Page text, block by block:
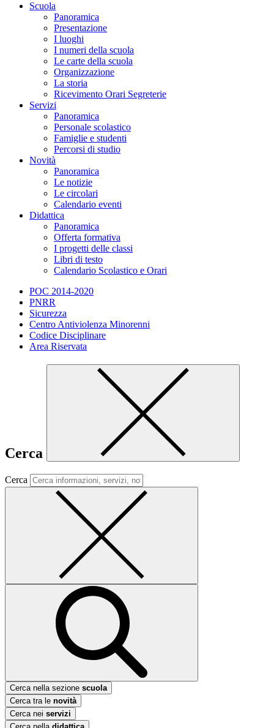
Scuola
Panoramica
Presentazione
I luoghi
I numeri della scuola
Le carte della scuola
Organizzazione
La storia
Ricevimento Orari Segreterie
Servizi
Panoramica
Personale scolastico
Famiglie e studenti
Percorsi di studio
Novità
Panoramica
Le notizie
Le circolari
Calendario eventi
Didattica
Panoramica
Offerta formativa
I progetti delle classi
Libri di testo
Calendario Scolastico e Orari
POC 2014-2020
PNRR
Sicurezza
Centro Antiviolenza Minorenni
Codice Disciplinare
Area Riservata
Cerca
Cerca
Cerca nella sezione scuola
Cerca tra le novità
Cerca nei servizi